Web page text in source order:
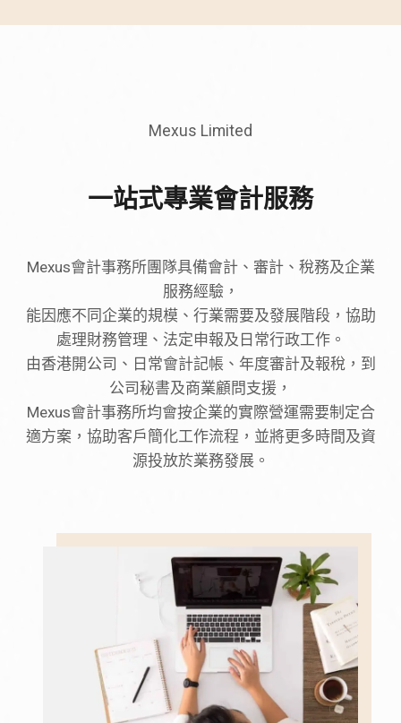
Mexus Limited
一站式專業會計服務
Mexus會計事務所團隊具備會計、審計、稅務及企業
服務經驗，
能因應不同企業的規模、行業需要及發展階段，協助
處理財務管理、法定申報及日常行政工作。
由香港開公司、日常會計記帳、年度審計及報稅，到
公司秘書及商業顧問支援，
Mexus會計事務所均會按企業的實際營運需要制定合
適方案，協助客戶簡化工作流程，並將更多時間及資
源投放於業務發展。